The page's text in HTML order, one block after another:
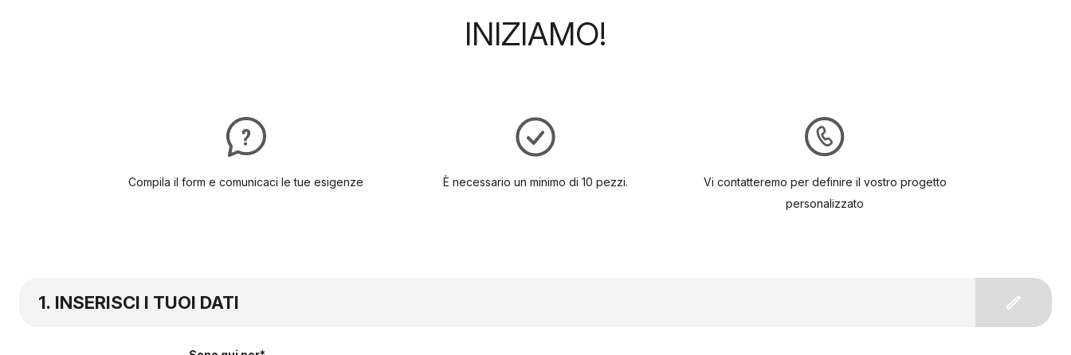
INIZIAMO!
Compila il form e comunicaci le tue esigenze È necessario un minimo di 10 pezzi.
Vi contatteremo per definire il vostro progetto
personalizzato
INSERISCI I TUOI DATI